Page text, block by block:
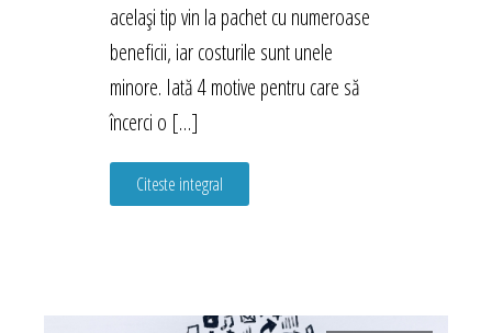
același tip vin la pachet cu numeroase
beneficii, iar costurile sunt unele
minore. Iată 4 motive pentru care să
încerci o […]
Citeste integral